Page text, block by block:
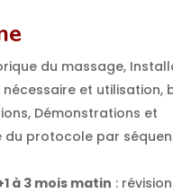
du massage,
nécessaire et utilisation,
Démonstrations et
du protocole par
à 3 mois matin :